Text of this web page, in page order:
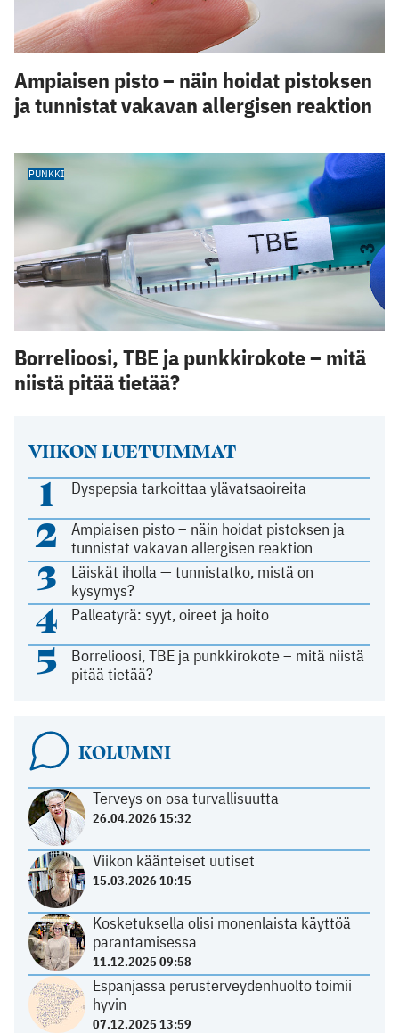
VIIKON LUETUIMMAT
1 Dyspepsia tarkoittaa ylävatsaoireita
2
Ampiaisen pisto – näin hoidat pistoksen ja
tunnistat vakavan allergisen reaktion
3
Läiskät iholla — tunnistatko, mistä on
kysymys?
4 Palleatyrä: syyt, oireet ja hoito
5
Borrelioosi, TBE ja punkkirokote – mitä niistä
pitää tietää?
KOLUMNI
Terveys on osa turvallisuutta
26.04.2026 15:32
Viikon käänteiset uutiset
15.03.2026 10:15
Kosketuksella olisi monenlaista käyttöä
parantamisessa
11.12.2025 09:58
Espanjassa perusterveydenhuolto toimii
hyvin
07.12.2025 13:59
Ampiaisen pisto – näin hoidat pistoksen
ja tunnistat vakavan allergisen reaktion
PUNKKI
Borrelioosi, TBE ja punkkirokote – mitä
niistä pitää tietää?